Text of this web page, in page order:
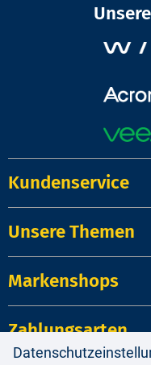
Kundenservice
Unsere Themen
Markenshops
Zahlungsarten